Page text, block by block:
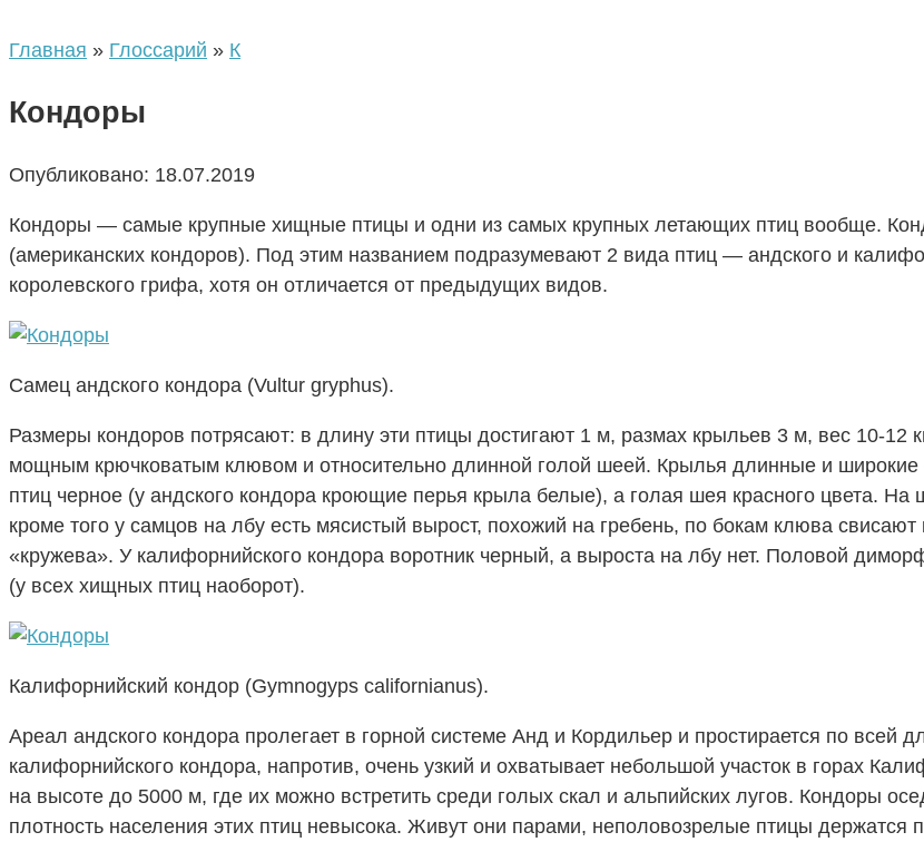
Главная » Глоссарий » К
Кондоры
Опубликовано: 18.07.2019
Кондоры — самые крупные хищные птицы и одни из самых крупных летающих птиц вообще.
(американских кондоров). Под этим названием подразумевают 2 вида птиц — андского и
королевского грифа, хотя он отличается от предыдущих видов.
Самец андского кондора (Vultur gryphus).
Размеры кондоров потрясают: в длину эти птицы достигают 1 м, размах крыльев 3 м, вес 10-12
мощным крючковатым клювом и относительно длинной голой шеей. Крылья длинные и
птиц черное (у андского кондора кроющие перья крыла белые), а голая шея красного цвета.
кроме того у самцов на лбу есть мясистый вырост, похожий на гребень, по бокам клюва
«кружева». У калифорнийского кондора воротник черный, а выроста на лбу нет. Половой
(у всех хищных птиц наоборот).
Калифорнийский кондор (Gymnogyps californianus).
Ареал андского кондора пролегает в горной системе Анд и Кордильер и простирается по всей
калифорнийского кондора, напротив, очень узкий и охватывает небольшой участок в горах
на высоте до 5000 м, где их можно встретить среди голых скал и альпийских лугов. Кондоры
плотность населения этих птиц невысока. Живут они парами, неполовозрелые птицы